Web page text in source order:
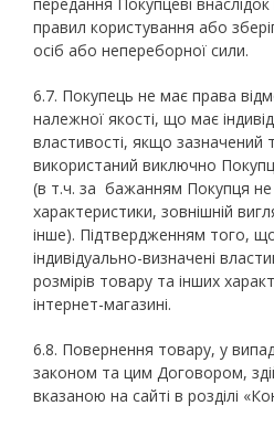
передання Покупцеві
правил користування або
осіб або непереборної сили.
6.7. Покупець не має права
належної якості, що має
властивості, якщо
використаний виключно
(в т.ч. за бажанням Покупця не
характеристики, зовнішній
інше). Підтвердженням того,
індивідуально-визначені
розмірів товару та інших
інтернет-магазині.
6.8. Повернення товару, у
законом та цим Договором,
вказаною на сайті в розділі